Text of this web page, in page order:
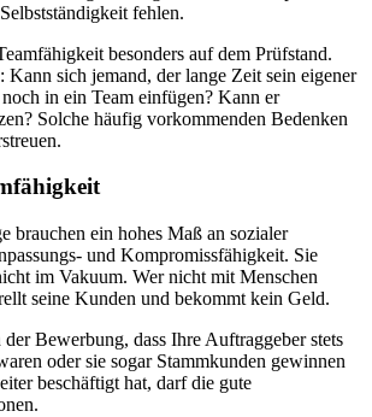
fehlen.
besonders auf dem Prüfstand.
Kann sich jemand, der lange Zeit sein eigener
in ein Team einfügen? Kann er
Solche häufig vorkommenden Bedenken
brauchen ein hohes Maß an sozialer
und Kompromissfähigkeit. Sie
im Vakuum. Wer nicht mit Menschen
seine Kunden und bekommt kein Geld.
Bewerbung, dass Ihre Auftraggeber stets
oder sie sogar Stammkunden gewinnen
beschäftigt hat, darf die gute